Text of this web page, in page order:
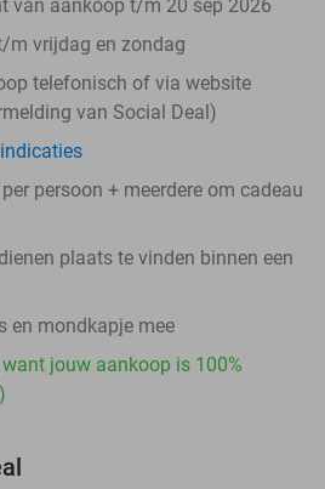
van aankoop t/m 20 sep 2026
m vrijdag en zondag
telefonisch of via website
van Social Deal)
persoon + meerdere om cadeau
plaats te vinden binnen een
en mondkapje mee
jouw aankoop is 100%